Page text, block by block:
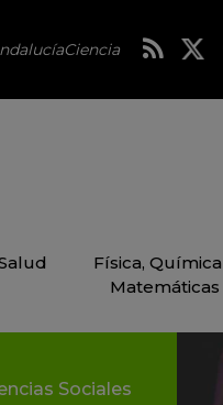
Física,
Matemáticas
Sociales